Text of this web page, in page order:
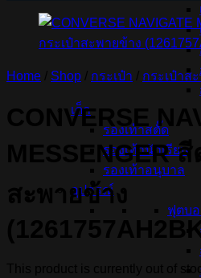
เด็ก
รองเท้าสตั๊ด
รองเท้านักเรียน
รองเท้าอนุบาล
อุปกรณ์
ฟุตบ
Home Shop กระเป๋า กระเป๋าส
CONVERSE
MESSENGER สี
สะพายข้าง
This product is currently out of